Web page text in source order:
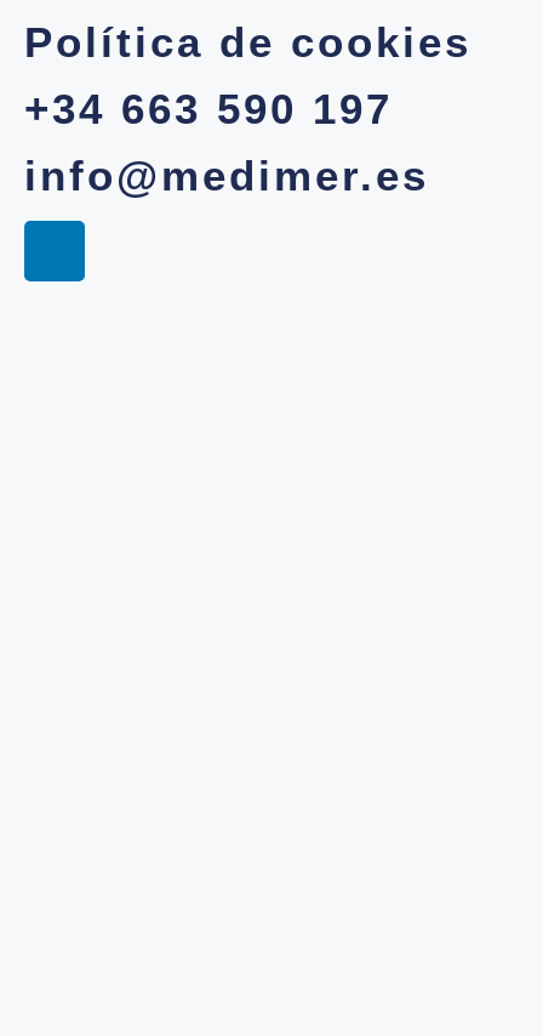
Política de cookies
+34 663 590 197
info@medimer.es